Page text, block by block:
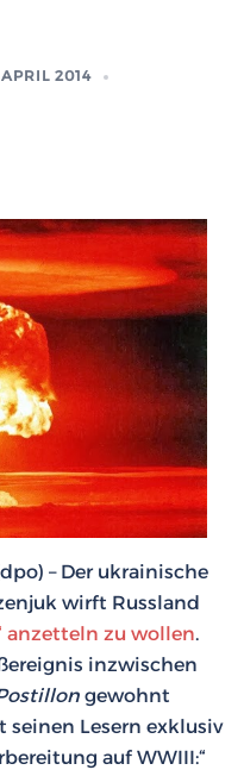
2014
– Der ukrainische
wirft Russland
anzetteln zu wollen.
inzwischen
gewohnt
Lesern exklusiv
auf WWIII:“